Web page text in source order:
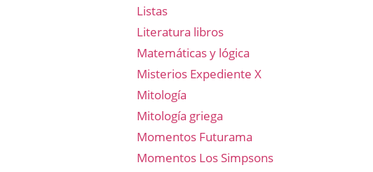
Listas
Literatura libros
Matemáticas y lógica
Misterios Expediente X
Mitología
Mitología griega
Momentos Futurama
Momentos Los Simpsons